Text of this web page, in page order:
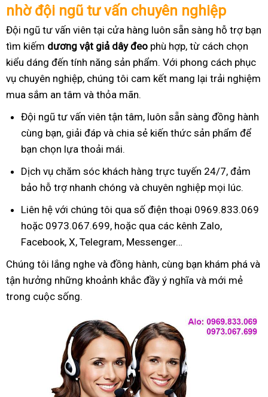
nhờ đội ngũ tư vấn chuyên nghiệp
Đội ngũ tư vấn viên tại cửa hàng luôn sẵn sàng hỗ trợ bạn
tìm kiếm dương vật giả dây đeo phù hợp, từ cách chọn
kiểu dáng đến tính năng sản phẩm. Với phong cách phục
vụ chuyên nghiệp, chúng tôi cam kết mang lại trải nghiệm
mua sắm an tâm và thỏa mãn.
Đội ngũ tư vấn viên tận tâm, luôn sẵn sàng đồng hành
cùng bạn, giải đáp và chia sẻ kiến thức sản phẩm để
bạn chọn lựa thoải mái.
Dịch vụ chăm sóc khách hàng trực tuyến 24/7, đảm
bảo hỗ trợ nhanh chóng và chuyên nghiệp mọi lúc.
Liên hệ với chúng tôi qua số điện thoại 0969.833.069
hoặc 0973.067.699, hoặc qua các kênh Zalo,
Facebook, X, Telegram, Messenger…
Chúng tôi lắng nghe và đồng hành, cùng bạn khám phá và
tận hưởng những khoảnh khắc đầy ý nghĩa và mới mẻ
trong cuộc sống.